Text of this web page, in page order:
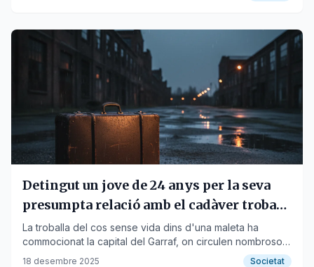
Detingut un jove de 24 anys per la seva
presumpta relació amb el cadàver trobat
en una maleta a Vilanova i la Geltrú
La troballa del cos sense vida dins d'una maleta ha
commocionat la capital del Garraf, on circulen nombrosos
rumors i falses informacions.
18 desembre 2025 Societat